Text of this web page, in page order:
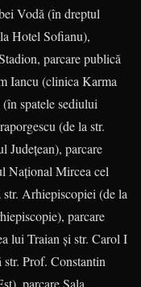
Vodă (în dreptul
Hotel Sofianu),
parcare publică
Iancu (clinica Karma
spatele sediului
(de la str.
Judeţean), parcare
Naţional Mircea cel
str. Arhiepiscopiei (de la
parcare
lui Traian şi str. Carol I
Prof. Constantin
parcare Sala